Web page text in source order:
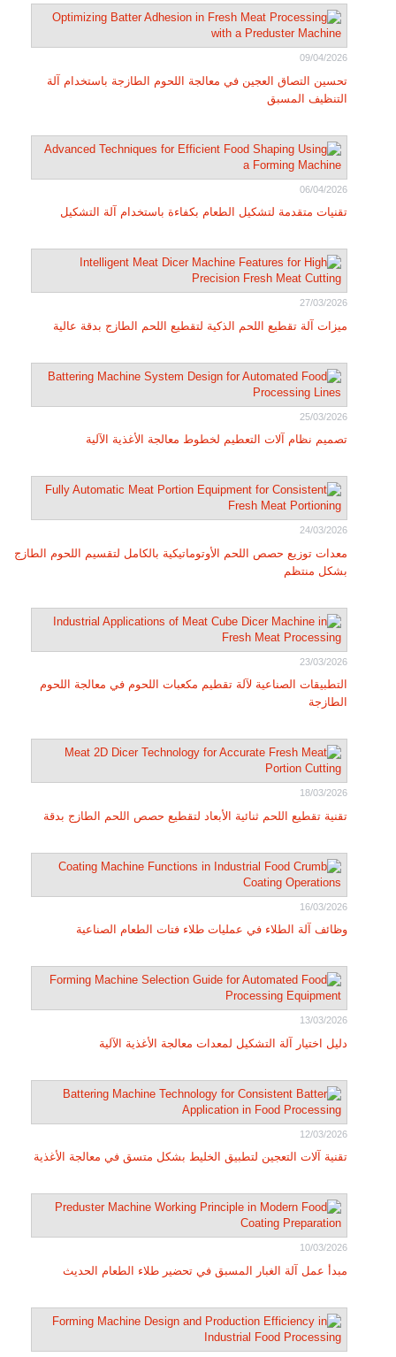
09/04/2026
تحسين التصاق العجين في معالجة اللحوم الطازجة باستخدام آلة
التنظيف المسبق
06/04/2026
تقنيات متقدمة لتشكيل الطعام بكفاءة باستخدام آلة التشكيل
27/03/2026
ميزات آلة تقطيع اللحم الذكية لتقطيع اللحم الطازج بدقة عالية
25/03/2026
تصميم نظام آلات التعطيم لخطوط معالجة الأغذية الآلية
24/03/2026
معدات توزيع حصص اللحم الأوتوماتيكية بالكامل لتقسيم اللحوم الطازج
بشكل منتظم
23/03/2026
التطبيقات الصناعية لآلة تقطيم مكعبات اللحوم في معالجة اللحوم
الطازجة
18/03/2026
تقنية تقطيع اللحم ثنائية الأبعاد لتقطيع حصص اللحم الطازج بدقة
16/03/2026
وظائف آلة الطلاء في عمليات طلاء فتات الطعام الصناعية
13/03/2026
دليل اختيار آلة التشكيل لمعدات معالجة الأغذية الآلية
12/03/2026
تقنية آلات التعجين لتطبيق الخليط بشكل متسق في معالجة الأغذية
10/03/2026
مبدأ عمل آلة الغبار المسبق في تحضير طلاء الطعام الحديث